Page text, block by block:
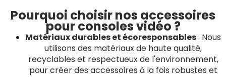
Pourquoi choisir nos accessoires
pour consoles vidéo ?
Matériaux durables et écoresponsables: Nous
utilisons des matériaux de haute qualité,
recyclables et respectueux de l'environnement,
pour créer des accessoires à la fois robustes et